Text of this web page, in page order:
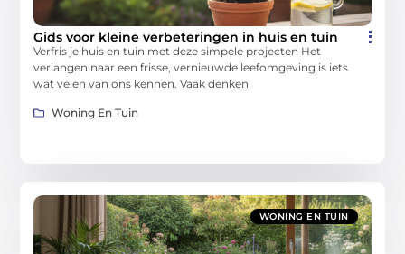
Gids voor kleine verbeteringen in huis en tuin
Verfris je huis en tuin met deze simpele projecten Het
verlangen naar een frisse, vernieuwde leefomgeving is iets
wat velen van ons kennen. Vaak denken
Woning En Tuin
WONING EN TUIN